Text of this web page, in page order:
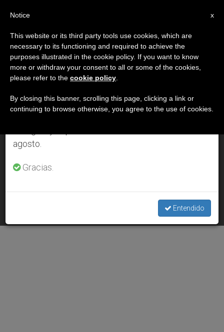
DÍA
Marzo 5th, 2007
ÚLTIMAS NOTICIAS
Adopción homosexual en el Reino Unido: Rechazada la
MAR 05, 2007 00:00
×
Aviso importante
Del 27 de julio al 7 de agosto haremos la pausa
anual, aprovechando que en el periodo de verano
se generan menos informaciones y también el
agosto.
Gracias.
Entendido
x
Notice
This website or its third party tools use cookies, which are
necessary to its functioning and required to achieve the
purposes illustrated in the cookie policy. If you want to know
more or withdraw your consent to all or some of the cookies,
please refer to the cookie policy
By closing this banner, scrolling this page, clicking a link or
continuing to browse otherwise, you agree to the use of cookies.